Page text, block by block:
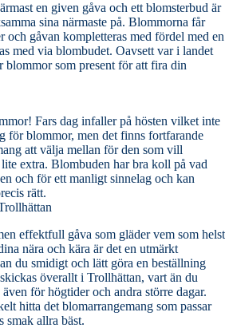
en given gåva och ett blomsterbud är
närmaste på. Blommorna får
och gåvan kompletteras med fördel med en
med via blombudet. Oavsett var i landet
blommor som present för att fira din
Fars dag infaller på hösten vilket inte
för blommor, men det finns fortfarande
att välja mellan för den som vill
bra koll på vad
och för ett manligt sinnelag och kan
rätt.
effektfull gåva som gläder vem som helst
nära och kära är det en utmärkt
du smidigt och lätt göra en beställning
överallt i Trollhättan, vart än du
hitta det blomarrangemang som passar
smak allra bäst.